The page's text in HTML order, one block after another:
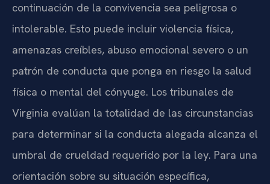
continuación de la convivencia sea peligrosa o
intolerable. Esto puede incluir violencia física,
amenazas creíbles, abuso emocional severo o un
patrón de conducta que ponga en riesgo la salud
física o mental del cónyuge. Los tribunales de
Virginia evalúan la totalidad de las circunstancias
para determinar si la conducta alegada alcanza el
umbral de crueldad requerido por la ley. Para una
orientación sobre su situación específica,